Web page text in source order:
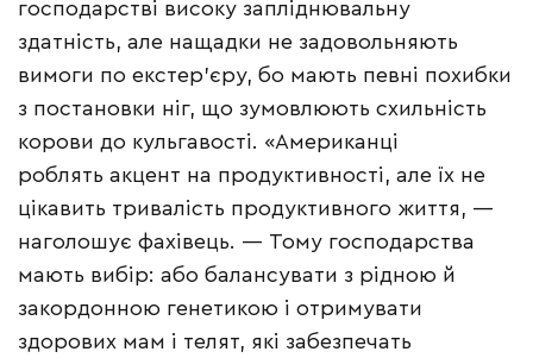
господарстві високу запліднювальну
здатність, але нащадки не задовольняють
вимоги по екстер’єру, бо мають певні похибки
з постановки ніг, що зумовлюють схильність
корови до кульгавості. «Американці
роблять акцент на продуктивності, але їх не
цікавить тривалість продуктивного життя, —
наголошує фахівець. — Тому господарства
мають вибір: або балансувати з рідною й
закордонною генетикою і отримувати
здорових мам і телят, які забезпечать